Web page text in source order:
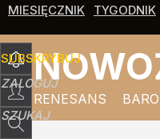
MIESIĘCZNIK TYGODNIK
SUBSKRYBUJ
ZALOGUJ
SZUKAJ
RENESANS